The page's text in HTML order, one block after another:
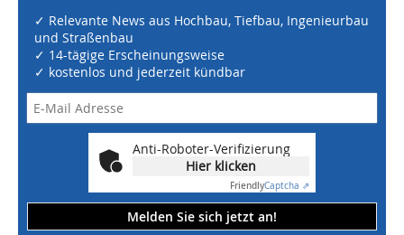
✓ Relevante News aus Hochbau, Tiefbau, Ingenieurbau
und Straßenbau
✓ 14-tägige Erscheinungsweise
✓ kostenlos und jederzeit kündbar
Anti-Roboter-Verifizierung
Hier klicken
FriendlyCaptcha ⇗
Melden Sie sich jetzt an!